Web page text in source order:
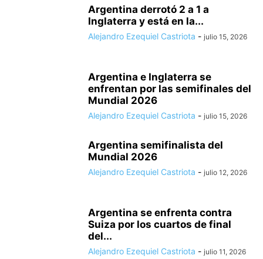
Argentina derrotó 2 a 1 a
Inglaterra y está en la...
Alejandro Ezequiel Castriota - julio 15, 2026
Argentina e Inglaterra se
enfrentan por las semifinales del
Mundial 2026
Alejandro Ezequiel Castriota - julio 15, 2026
Argentina semifinalista del
Mundial 2026
Alejandro Ezequiel Castriota - julio 12, 2026
Argentina se enfrenta contra
Suiza por los cuartos de final
del...
Alejandro Ezequiel Castriota - julio 11, 2026